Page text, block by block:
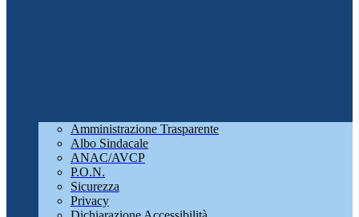
Amministrazione Trasparente
Albo Sindacale
ANAC/AVCP
P.O.N.
Sicurezza
Privacy